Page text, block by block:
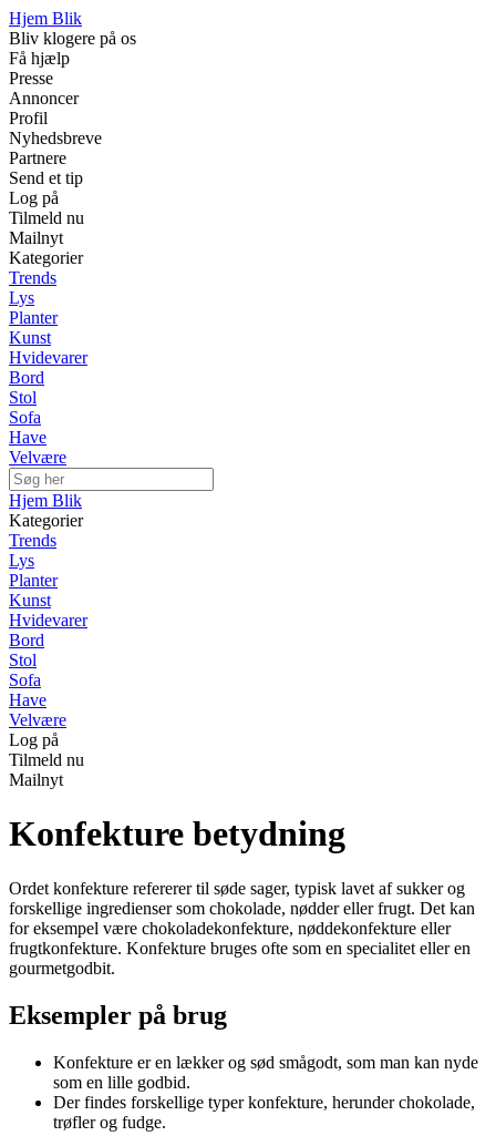
Hjem Blik
Bliv klogere på os
Få hjælp
Presse
Annoncer
Profil
Nyhedsbreve
Partnere
Send et tip
Log på
Tilmeld nu
Mailnyt
Kategorier
Trends
Lys
Planter
Kunst
Hvidevarer
Bord
Stol
Sofa
Have
Velvære
Hjem Blik
Kategorier
Trends
Lys
Planter
Kunst
Hvidevarer
Bord
Stol
Sofa
Have
Velvære
Log på
Tilmeld nu
Mailnyt
Konfekture betydning
Ordet konfekture refererer til søde sager, typisk lavet af sukker og
forskellige ingredienser som chokolade, nødder eller frugt. Det kan
for eksempel være chokoladekonfekture, nøddekonfekture eller
frugtkonfekture. Konfekture bruges ofte som en specialitet eller en
gourmetgodbit.
Eksempler på brug
Konfekture er en lækker og sød smågodt, som man kan nyde
som en lille godbid.
Der findes forskellige typer konfekture, herunder chokolade,
trøfler og fudge.